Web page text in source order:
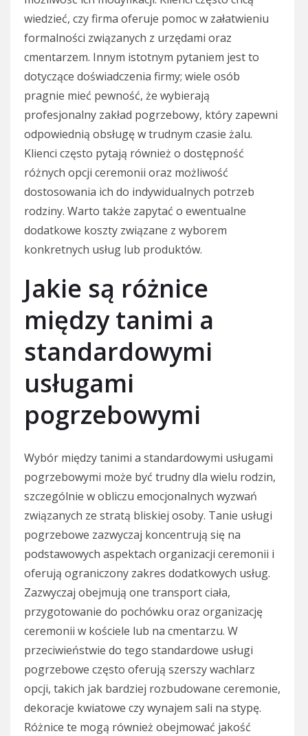
wiedzieć, czy firma oferuje pomoc w załatwieniu
formalności związanych z urzędami oraz
cmentarzem. Innym istotnym pytaniem jest to
dotyczące doświadczenia firmy; wiele osób
pragnie mieć pewność, że wybierają
profesjonalny zakład pogrzebowy, który zapewni
odpowiednią obsługę w trudnym czasie żalu.
Klienci często pytają również o dostępność
różnych opcji ceremonii oraz możliwość
dostosowania ich do indywidualnych potrzeb
rodziny. Warto także zapytać o ewentualne
dodatkowe koszty związane z wyborem
konkretnych usług lub produktów.
Jakie są różnice
między tanimi a
standardowymi
usługami
pogrzebowymi
Wybór między tanimi a standardowymi usługami
pogrzebowymi może być trudny dla wielu rodzin,
szczególnie w obliczu emocjonalnych wyzwań
związanych ze stratą bliskiej osoby. Tanie usługi
pogrzebowe zazwyczaj koncentrują się na
podstawowych aspektach organizacji ceremonii i
oferują ograniczony zakres dodatkowych usług.
Zazwyczaj obejmują one transport ciała,
przygotowanie do pochówku oraz organizację
ceremonii w kościele lub na cmentarzu. W
przeciwieństwie do tego standardowe usługi
pogrzebowe często oferują szerszy wachlarz
opcji, takich jak bardziej rozbudowane ceremonie,
dekoracje kwiatowe czy wynajem sali na stypę.
Różnice te mogą również obejmować jakość